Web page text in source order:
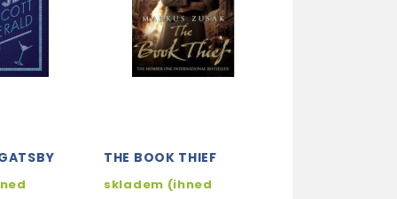
THE BOOK THIEF
skladem (ihned